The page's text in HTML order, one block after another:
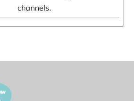
channels.